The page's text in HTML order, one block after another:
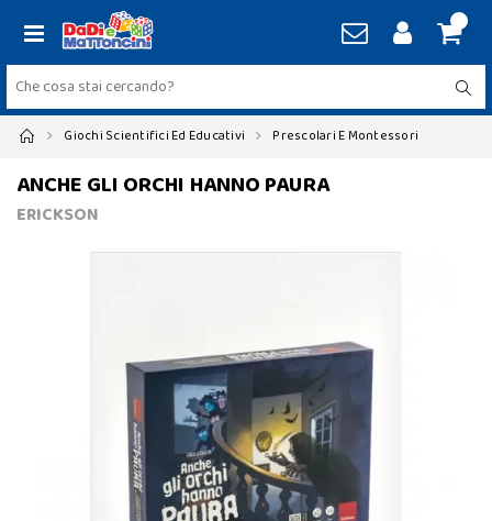
Giochi Scientifici Ed Educativi Prescolari E Montessori
ANCHE GLI ORCHI HANNO PAURA
ERICKSON